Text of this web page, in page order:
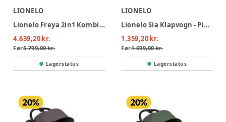
LIONELO
Lionelo Freya 2in1 Kombivogn - Brown Chocolate
4.639,20 kr.
Før5.799,00 kr.
Lagerstatus
LIONELO
Lionelo Sia Klapvogn - Pink Rose
1.359,20 kr.
Før1.699,00 kr.
Lagerstatus